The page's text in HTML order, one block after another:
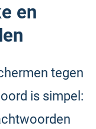
en
tegen
is simpel: